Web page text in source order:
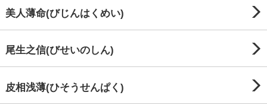
美人薄命(びじんはくめい)
尾生之信(びせいのしん)
皮相浅薄(ひそうせんぱく)